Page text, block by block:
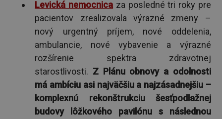
Levická nemocnica za posledné tri roky pre
pacientov zrealizovala výrazné zmeny –
nový urgentný príjem, nové oddelenia,
ambulancie, nové vybavenie a výrazné
rozšírenie spektra zdravotnej
starostlivosti. Z Plánu obnovy a odolnosti
má ambíciu asi najväčšiu a najzásadnejšiu –
komplexnú rekonštrukciu šesťpodlažnej
budovy lôžkového pavilónu s následnou